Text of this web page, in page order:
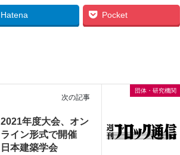
Hatena Pocket
団体・研究機関
次の記事
2021年度大会、オン
ライン形式で開催
日本建築学会